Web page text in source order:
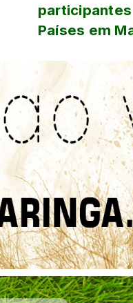
Países em